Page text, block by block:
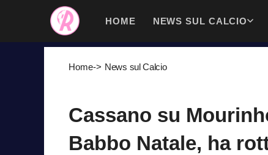
contenuto
HOME NEWS SUL CALCIO
Home-> News sul Calcio
Cassano su
Babbo Natale, ha